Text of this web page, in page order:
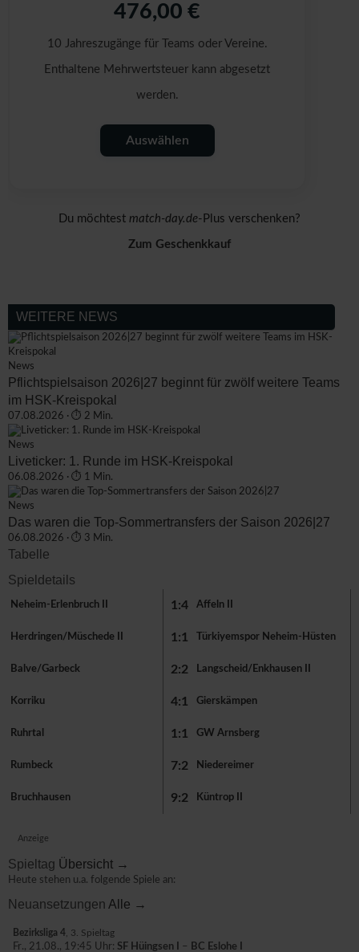
476,00 €
10 Jahreszugänge für Teams oder Vereine.
Enthaltene Mehrwertsteuer kann abgesetzt
werden.
Auswählen
Du möchtest match-day.de-Plus verschenken?
Zum Geschenkkauf
WEITERE NEWS
News
Pflichtspielsaison 2026|27 beginnt für zwölf weitere Teams
im HSK-Kreispokal
07.08.2026 · ⏱ 2 Min.
News
Liveticker: 1. Runde im HSK-Kreispokal
06.08.2026 · ⏱ 1 Min.
News
Das waren die Top-Sommertransfers der Saison 2026|27
06.08.2026 · ⏱ 3 Min.
Tabelle
Spieldetails
Neheim-Erlenbruch II 1:4 Affeln II
Herdringen/Müschede II 1:1 Türkiyemspor Neheim-Hüsten
Balve/Garbeck 2:2 Langscheid/Enkhausen II
Korriku 4:1 Gierskämpen
Ruhrtal 1:1 GW Arnsberg
Rumbeck 7:2 Niedereimer
Bruchhausen 9:2 Küntrop II
Anzeige
Spieltag Übersicht →
Heute stehen u.a. folgende Spiele an:
Neuansetzungen Alle →
Bezirksliga 4 , 3. Spieltag
Fr., 21.08., 19:45 Uhr: SF Hüingsen I – BC Eslohe I